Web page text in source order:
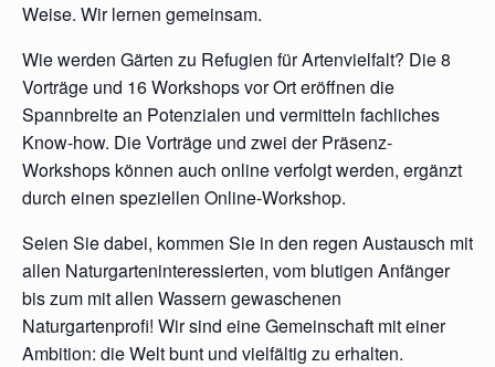
Weise. Wir lernen gemeinsam.
Wie werden Gärten zu Refugien für Artenvielfalt? Die 8
Vorträge und 16 Workshops vor Ort eröffnen die
Spannbreite an Potenzialen und vermitteln fachliches
Know-how. Die Vorträge und zwei der Präsenz-
Workshops können auch online verfolgt werden, ergänzt
durch einen speziellen Online-Workshop.
Seien Sie dabei, kommen Sie in den regen Austausch mit
allen Naturgarteninteressierten, vom blutigen Anfänger
bis zum mit allen Wassern gewaschenen
Naturgartenprofi! Wir sind eine Gemeinschaft mit einer
Ambition: die Welt bunt und vielfältig zu erhalten.